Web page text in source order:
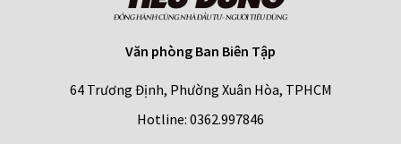
Văn phòng Ban Biên Tập
64 Trương Định, Phường Xuân Hòa, TPHCM
Hotline: 0362.997846